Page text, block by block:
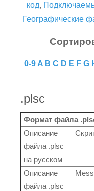
код,
Географические
0-9 A B C D E F G
.plsc
Формат файла
Описание
файла .plsc
на русском
Описание
файла .plsc